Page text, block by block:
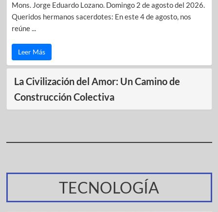
Mons. Jorge Eduardo Lozano. Domingo 2 de agosto del 2026.
Queridos hermanos sacerdotes: En este 4 de agosto, nos
reúne ...
Leer Más
La Civilización del Amor: Un Camino de
Construcción Colectiva
TECNOLOGÍA